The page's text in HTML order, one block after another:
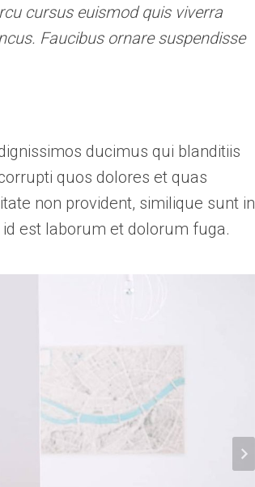
cursus euismod quis viverra
Faucibus ornare suspendisse
ducimus qui blanditiis
quos dolores et quas
non provident, similique sunt in
est laborum et dolorum fuga.